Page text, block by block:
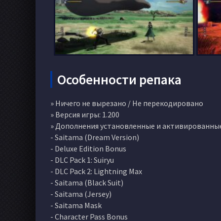
Особенности репака
» Ничего не вырезано / Не перекодировано
» Версия игры: 1.200
» Дополнения установленные и
- Saitama (Dream Version)
- Deluxe Edition Bonus
- DLC Pack 1: Suiryu
- DLC Pack 2: Lightning Max
- Saitama (Black Suit)
- Saitama (Jersey)
- Saitama Mask
- Character Pass Bonus